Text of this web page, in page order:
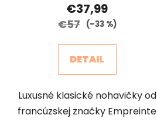
€37,99
€57 (–33 %)
DETAIL
Luxusné klasické nohavičky od
francúzskej značky Empreinte